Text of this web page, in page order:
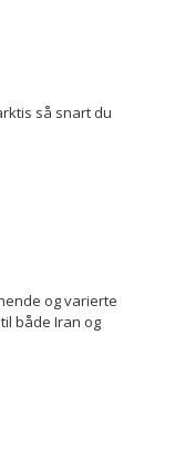
så snart du
og varierte
både Iran og